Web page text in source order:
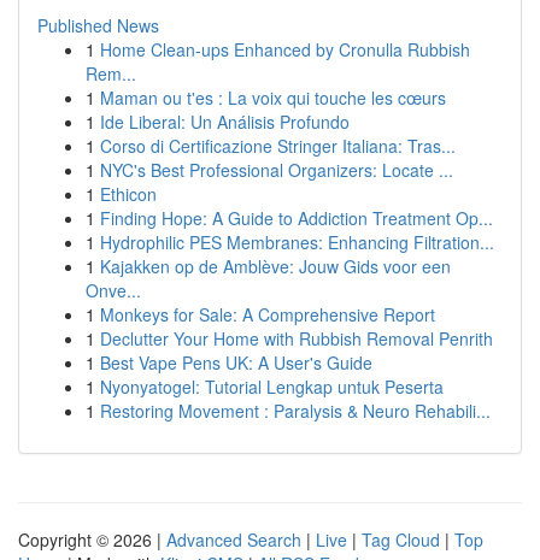
Published News
1 Home Clean-ups Enhanced by Cronulla Rubbish
Rem...
1 Maman ou t'es : La voix qui touche les cœurs
1 Ide Liberal: Un Análisis Profundo
1 Corso di Certificazione Stringer Italiana: Tras...
1 NYC's Best Professional Organizers: Locate ...
1 Ethicon
1 Finding Hope: A Guide to Addiction Treatment Op...
1 Hydrophilic PES Membranes: Enhancing Filtration...
1 Kajakken op de Amblève: Jouw Gids voor een
Onve...
1 Monkeys for Sale: A Comprehensive Report
1 Declutter Your Home with Rubbish Removal Penrith
1 Best Vape Pens UK: A User's Guide
1 Nyonyatogel: Tutorial Lengkap untuk Peserta
1 Restoring Movement : Paralysis & Neuro Rehabili...
Copyright © 2026 | Advanced Search | Live | Tag Cloud | Top